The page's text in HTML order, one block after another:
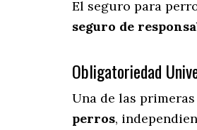
El seguro para
seguro de
Obligatoriedad
Una de las
perros,